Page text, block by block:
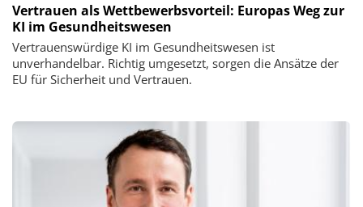
Vertrauen als Wettbewerbsvorteil: Europas Weg zur
KI im Gesundheitswesen
Vertrauenswürdige KI im Gesundheitswesen ist
unverhandelbar. Richtig umgesetzt, sorgen die Ansätze der
EU für Sicherheit und Vertrauen.